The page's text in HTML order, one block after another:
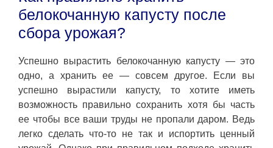
белокочанную капусту после
сбора урожая?
Успешно вырастить белокочанную капусту — это
одно, а хранить ее — совсем другое. Если вы
успешно вырастили капусту, то хотите иметь
возможность правильно сохранить хотя бы часть
ее чтобы все ваши труды не пропали даром. Ведь
легко сделать что-то не так и испортить ценный